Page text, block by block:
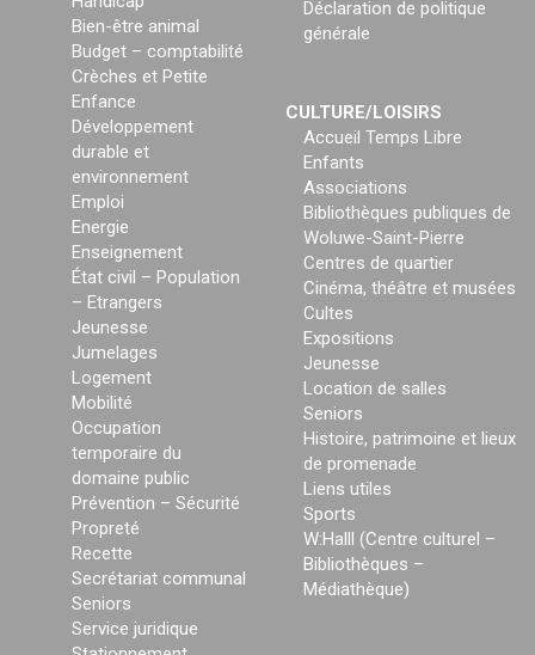
Bien-être animal
Budget – comptabilité
Crèches et Petite
Enfance
Développement
durable et
environnement
Emploi
Energie
Enseignement
État civil – Population
– Etrangers
Jeunesse
Jumelages
Logement
Mobilité
Occupation
temporaire du
domaine public
Prévention – Sécurité
Propreté
Recette
Secrétariat communal
Seniors
Service juridique
Déclaration de politique
générale
CULTURE/LOISIRS
Accueil Temps Libre
Enfants
Associations
Bibliothèques publiques de
Woluwe-Saint-Pierre
Centres de quartier
Cinéma, théâtre et musées
Cultes
Expositions
Jeunesse
Location de salles
Seniors
Histoire, patrimoine et lieux
de promenade
Liens utiles
Sports
W:Halll (Centre culturel –
Bibliothèques –
Médiathèque)